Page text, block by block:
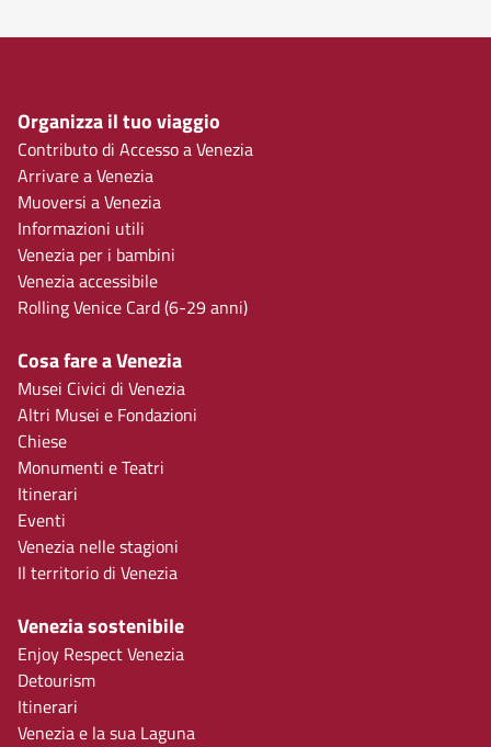
Organizza il tuo viaggio
Contributo di Accesso a Venezia
Arrivare a Venezia
Muoversi a Venezia
Informazioni utili
Venezia per i bambini
Venezia accessibile
Rolling Venice Card (6-29 anni)
Cosa fare a Venezia
Musei Civici di Venezia
Altri Musei e Fondazioni
Chiese
Monumenti e Teatri
Itinerari
Eventi
Venezia nelle stagioni
Il territorio di Venezia
Venezia sostenibile
Enjoy Respect Venezia
Detourism
Itinerari
Venezia e la sua Laguna